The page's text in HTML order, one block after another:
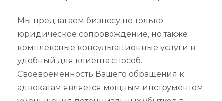
Мы предлагаем бизнесу не только
юридическое сопровождение, но также
комплексные консультационные услуги в
удобный для клиента способ.
Своевременность Вашего обращения к
адвокатам является мощным инструментом